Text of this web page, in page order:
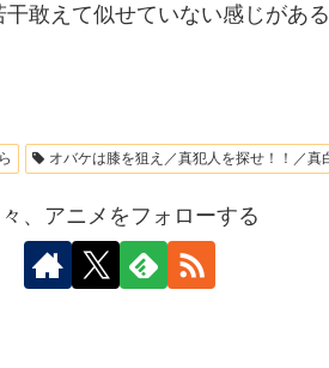
敢えて似せていない感じがあ
オバケは膝を狙え／真犯人を探せ！！／真
々、アニメをフォローする